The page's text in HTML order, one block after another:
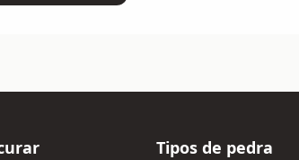
Tipos de pedra